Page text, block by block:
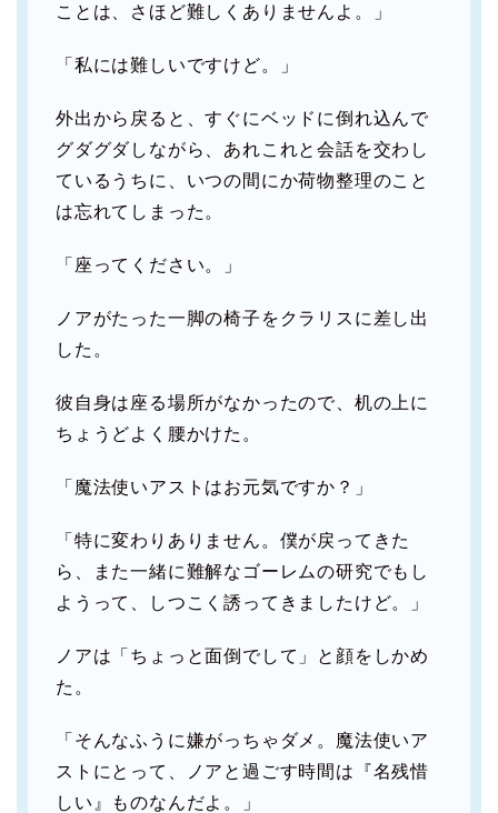
ことは、さほど難しくありませんよ。」
「私には難しいですけど。」
外出から戻ると、すぐにベッドに倒れ込んで
グダグダしながら、あれこれと会話を交わし
ているうちに、いつの間にか荷物整理のこと
は忘れてしまった。
「座ってください。」
ノアがたった一脚の椅子をクラリスに差し出
した。
彼自身は座る場所がなかったので、机の上に
ちょうどよく腰かけた。
「魔法使いアストはお元気ですか？」
「特に変わりありません。僕が戻ってきた
ら、また一緒に難解なゴーレムの研究でもし
ようって、しつこく誘ってきましたけど。」
ノアは「ちょっと面倒でして」と顔をしかめ
た。
「そんなふうに嫌がっちゃダメ。魔法使いア
ストにとって、ノアと過ごす時間は『名残惜
しい』ものなんだよ。」